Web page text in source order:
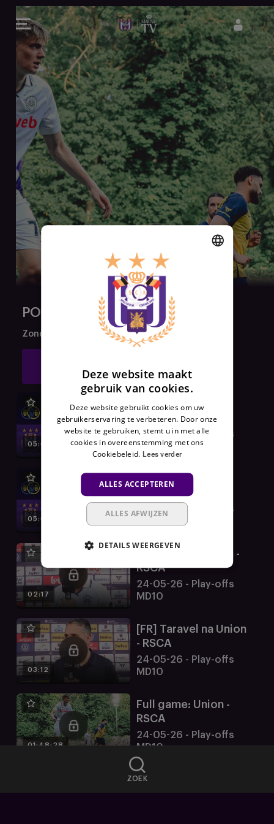
H
L
A
A
S
I
S
D
E
Z
E
E
R
V
I
N
C
H
A
A
R
L
S
U
E
N
V
P
N
E
B
R
U
PO10 UNION
ZOEK
PO10 UNION SG - RSCA
Zondag 24 mei 2026 - Seizoen 2025-2026
05:01
[NL] Highlights :
Union SG - RSCA
24-05-26 - Play-offs
MD10
05:01
[FR] Highlights :
Union SG - RSCA
24-05-26 - Play-offs
02:17
[NL] Kana na Union -
RSCA
24-05-26 - Play-offs
MD10
03:12
[FR] Taravel na Union
- RSCA
24-05-26 - Play-offs
MD10
01:48:28
Full game: Union -
RSCA
24-05-26 - Play-offs
MD10
Deze website maakt
gebruik van cookies.
Deze website gebruikt cookies om uw
gebruikerservaring te verbeteren. Door onze
website te gebruiken, stemt u in met alle
cookies in overeenstemming met ons
Cookiebeleid. Lees verder
ALLES ACCEPTEREN
ALLES AFWIJZEN
DETAILS WEERGEVEN